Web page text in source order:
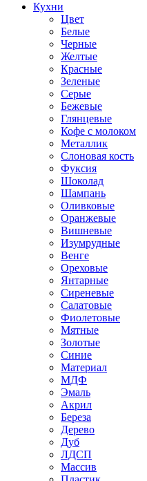
Кухни
Цвет
Белые
Черные
Желтые
Красные
Зеленые
Серые
Бежевые
Глянцевые
Кофе с молоком
Металлик
Слоновая кость
Фуксия
Шоколад
Шампань
Оливковые
Оранжевые
Вишневые
Изумрудные
Венге
Ореховые
Янтарные
Сиреневые
Салатовые
Фиолетовые
Мятные
Золотые
Синие
Материал
МДФ
Эмаль
Акрил
Береза
Дерево
Дуб
ЛДСП
Массив